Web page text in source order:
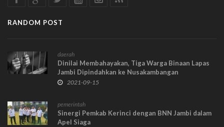
RANDOM POST
daerah
Dinilai Membahayakan, Tiga Warga Binaan Lapas
Jambi Dipindahkan ke Nusakambangan
2021-09-15
pemerintah
Sinergi Pemkab Kerinci dengan BNN Jambi dalam
Apel Siaga